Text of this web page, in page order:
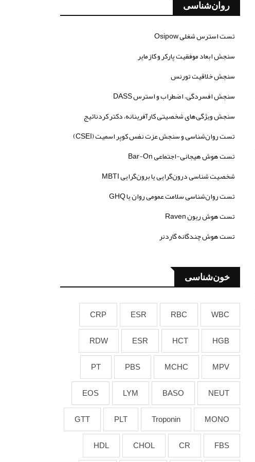
روان‌شناسی
تست استرس شغلی Osipow
سنجش ابعاد موفقیت پارکر و کازمایر
سنجش خلاقیت تورنس
سنجش افسردگی، اضطراب و استرس DASS
سنجش ویژگی‌های شخصیتی کارآفرینانه، دکتر کردنائیج
تست روان‌شناسی و سنجش عزت نفس کوپر اسمیت (CSEI)
تست هوش هیجانی-اجتماعی Bar-On
شخصیت شناسی درون‌گرایی یا برون‌گرایی MBTI
تست روان‌شناسی سلامت عمومی روان یا GHQ
تست هوش ریون Raven
تست هوش چندگانه گاردنر
خون‌شناسی
WBC
RBC
ESR
CRP
HGB
HCT
ESR
RDW
MPV
MCHC
PBS
PT
NEUT
BASO
LYM
EOS
MONO
Troponin
PLT
GTT
FBS
CR
CHOL
HDL